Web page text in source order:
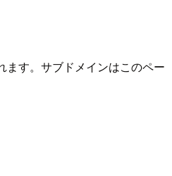
ます。サブドメインはこのペー